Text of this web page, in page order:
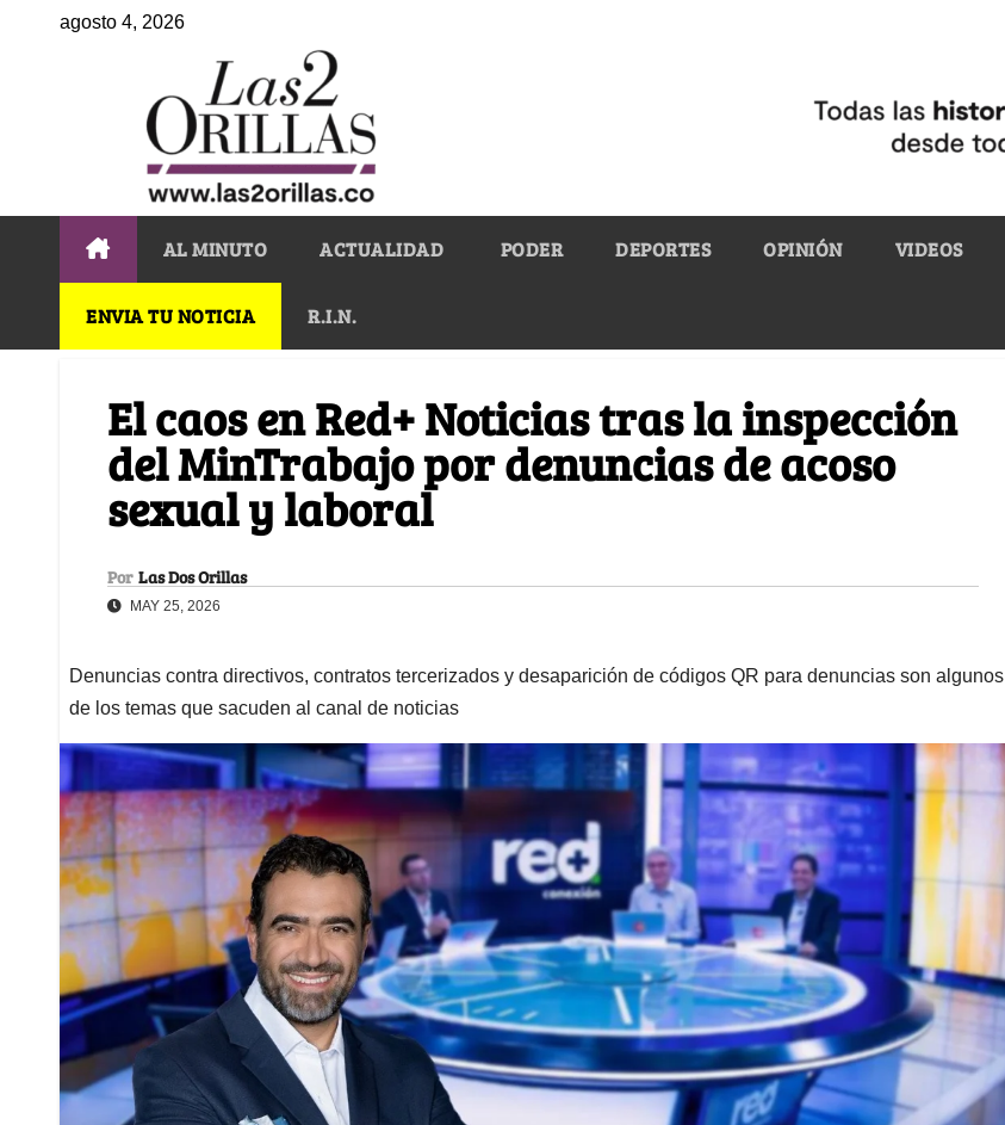
agosto 4, 2026
AL MINUTO ACTUALIDAD PODER DEPORTES OPINIÓN VIDEOS
ENVIA TU NOTICIA R.I.N.
El caos en Red+ Noticias tras la inspección
del MinTrabajo por denuncias de acoso
sexual y laboral
Por Las Dos Orillas
MAY 25, 2026
Denuncias contra directivos, contratos tercerizados y desaparición de códigos QR para denuncias son algunos
de los temas que sacuden al canal de noticias